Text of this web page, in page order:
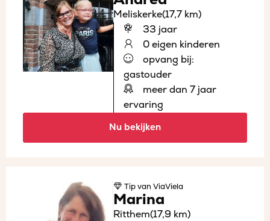
Meliskerke(17,7 km)
33 jaar
0 eigen kinderen
opvang bij:
gastouder
meer dan 7 jaar
ervaring
Nu bekijken
Tipvan ViaViela
Marina
Ritthem(17,9 km)